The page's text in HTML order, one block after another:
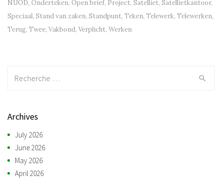
NUOD, Onderteken, Open brief, Project, Satelliet, Satellietkantoor,
Speciaal, Stand van zaken, Standpunt, Teken, Telewerk, Telewerken,
Terug, Twee, Vakbond, Verplicht, Werken
Archives
July 2026
June 2026
May 2026
April 2026